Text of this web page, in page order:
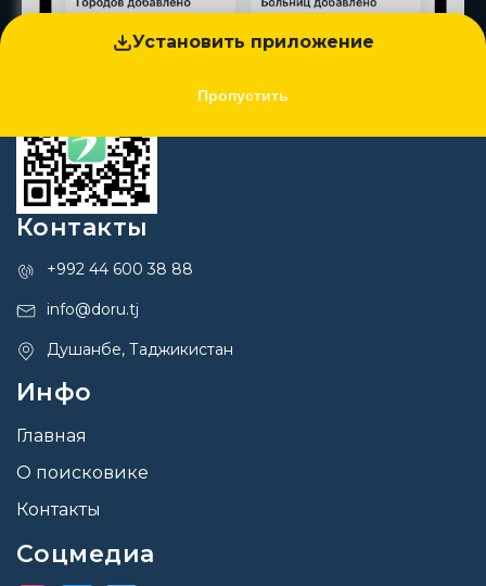
Установить приложение
Пропустить
Контакты
+992 44 600 38 88
info@doru.tj
Душанбе, Таджикистан
Инфо
Главная
О поисковике
Контакты
Соцмедиа